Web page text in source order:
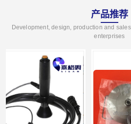
产品推荐
Development, design, production and
enterprises